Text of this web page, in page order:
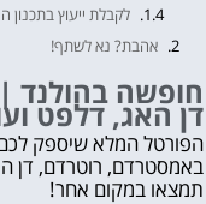
לקבלת ייעוץ
אהבת? נא לשתף!
עוד דברים שאסור לפספס 👇
מה לראות ולעשות
לחצו על הכפתור וקבלו
חופשה בהולנד
דן האג, דלפט
הפורטל המלא שיספק
באמסטרדם, רוטרדם, דן
תמצאו במקום אחר!